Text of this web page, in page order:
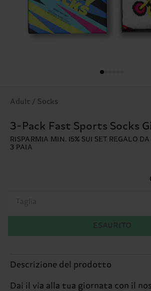
Adult / Socks
3-Pack Fast Sports Socks
RISPARMIA MIN. 15% SUI SET REGALO DA
3 PAIA
Taglia
Descrizione del prodotto
Dai il via alla tua giornata con il